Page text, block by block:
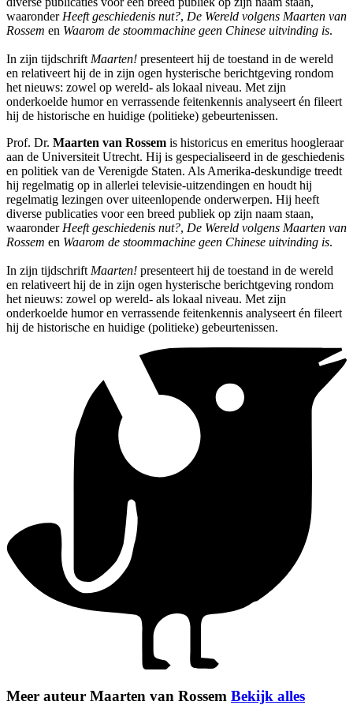
waaronderHeeft geschiedenis nut?, De Wereld volgens Maarten van
Rossem en Waarom de stoommachine geen Chinese uitvinding is.
In zijn tijdschriftMaarten! presenteert hij de toestand in de wereld
en relativeert hij de in zijn ogen hysterische berichtgeving rondom
het nieuws: zowel op wereld- als lokaal niveau. Met zijn
onderkoelde humor en verrassende feitenkennis analyseert én fileert
hij de historische en huidige (politieke) gebeurtenissen.
Prof. Dr. Maarten van Rossem is historicus en emeritus hoogleraar
aan de Universiteit Utrecht. Hij is gespecialiseerd in de geschiedenis
en politiek van de Verenigde Staten. Als Amerika-deskundige treedt
hij regelmatig op in allerlei televisie-uitzendingen en houdt hij
regelmatig lezingen over uiteenlopende onderwerpen. Hij heeft
diverse publicaties voor een breed publiek op zijn naam staan,
waaronderHeeft geschiedenis nut?, De Wereld volgens Maarten van
Rossem en Waarom de stoommachine geen Chinese uitvinding is.
In zijn tijdschriftMaarten! presenteert hij de toestand in de wereld
en relativeert hij de in zijn ogen hysterische berichtgeving rondom
het nieuws: zowel op wereld- als lokaal niveau. Met zijn
onderkoelde humor en verrassende feitenkennis analyseert én fileert
hij de historische en huidige (politieke) gebeurtenissen.
Meer auteur Maarten van Rossem Bekijk alles